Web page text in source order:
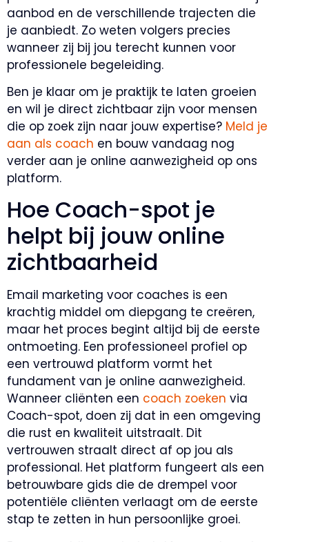
aanbod en de verschillende trajecten die
je aanbiedt. Zo weten volgers precies
wanneer zij bij jou terecht kunnen voor
professionele begeleiding.
Ben je klaar om je praktijk te laten groeien
en wil je direct zichtbaar zijn voor mensen
die op zoek zijn naar jouw expertise? Meld je
aan als coach en bouw vandaag nog
verder aan je online aanwezigheid op ons
platform.
Hoe Coach-spot je
helpt bij jouw online
zichtbaarheid
Email marketing voor coaches is een
krachtig middel om diepgang te creëren,
maar het proces begint altijd bij de eerste
ontmoeting. Een professioneel profiel op
een vertrouwd platform vormt het
fundament van je online aanwezigheid.
Wanneer cliënten een coach zoeken via
Coach-spot, doen zij dat in een omgeving
die rust en kwaliteit uitstraalt. Dit
vertrouwen straalt direct af op jou als
professional. Het platform fungeert als een
betrouwbare gids die de drempel voor
potentiële cliënten verlaagt om de eerste
stap te zetten in hun persoonlijke groei.